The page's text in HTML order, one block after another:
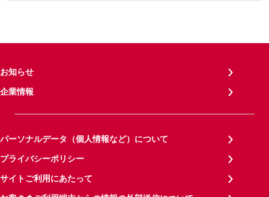
お知らせ
企業情報
パーソナルデータ（個人情報など）について
プライバシーポリシー
サイトご利用にあたって